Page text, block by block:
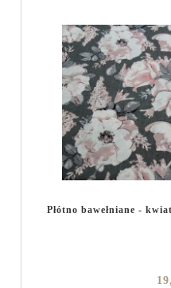
Płótno bawełniane -